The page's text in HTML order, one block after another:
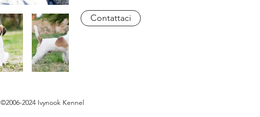
Contattaci
©2006-2024 Ivynook Kennel